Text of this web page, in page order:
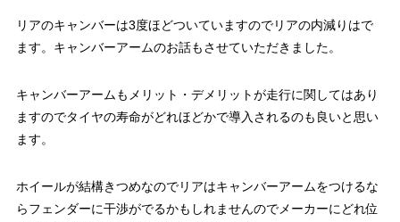
リアのキャンバーは3度ほどついていますのでリアの内減りはで
ます。キャンバーアームのお話もさせていただきました。
キャンバーアームもメリット・デメリットが走行に関してはあり
ますのでタイヤの寿命がどれほどかで導入されるのも良いと思い
ます。
ホイールが結構きつめなのでリアはキャンバーアームをつけるな
らフェンダーに干渉がでるかもしれませんのでメーカーにどれ位